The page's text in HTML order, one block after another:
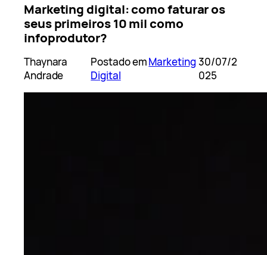
Marketing digital: como faturar os
seus primeiros 10 mil como
infoprodutor?
Thaynara
Andrade
Postado emMarketing
Digital
30/07/2
025